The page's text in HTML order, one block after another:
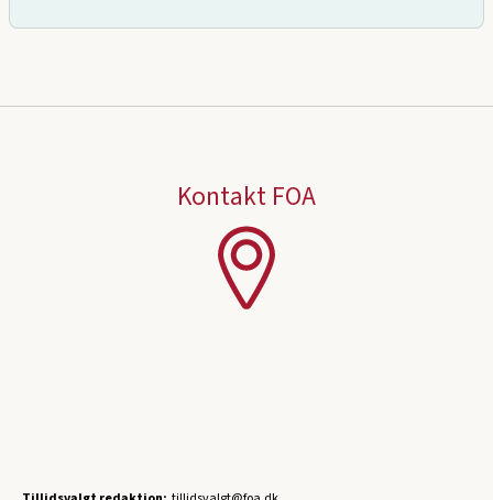
Kontakt FOA